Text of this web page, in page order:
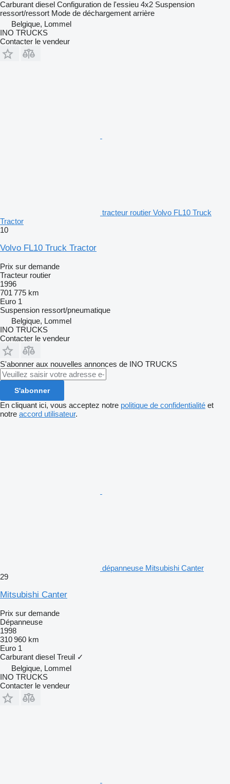
Carburant diesel Configuration de l'essieu 4x2 Suspension
ressort/ressort Mode de déchargement arrière
Belgique, Lommel
INO TRUCKS
Contacter le vendeur
tracteur routier Volvo FL10 Truck
Tractor
10
Volvo FL10 Truck Tractor
Prix sur demande
Tracteur routier
1996
701 775 km
Euro 1
Suspension ressort/pneumatique
Belgique, Lommel
INO TRUCKS
Contacter le vendeur
S'abonner aux nouvelles annonces de INO TRUCKS
S'abonner
En cliquant ici, vous acceptez notre politique de confidentialité et
notre accord utilisateur.
dépanneuse Mitsubishi Canter
29
Mitsubishi Canter
Prix sur demande
Dépanneuse
1998
310 960 km
Euro 1
Carburant diesel Treuil ✓
Belgique, Lommel
INO TRUCKS
Contacter le vendeur